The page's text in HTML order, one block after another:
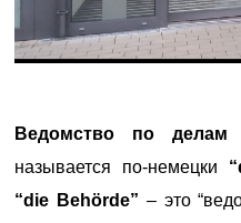
Ведомство по делам
называется по-немецки
“die Behörde” – это